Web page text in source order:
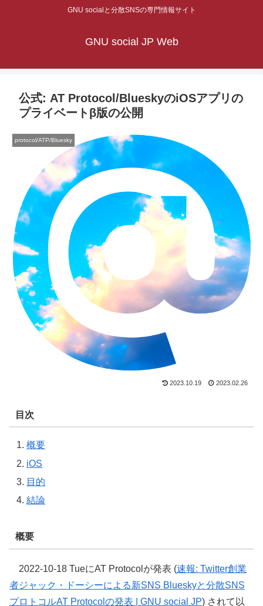
GNU socialと分散SNSの専門情報サイト
GNU social JP Web
公式: AT Protocol/BlueskyのiOSアプリの
プライベートβ版の公開
protocol/ATP/Bluesky
2023.10.19 2023.02.26
目次
概要
iOS
目的
結論
概要
2022-10-18 TueにAT Protocolが発表 (速報: Twitter創業
者ジャック・ドーシーによる新SNS Blueskyと分散SNS
プロトコルAT Protocolの発表 | GNU social JP) されて以